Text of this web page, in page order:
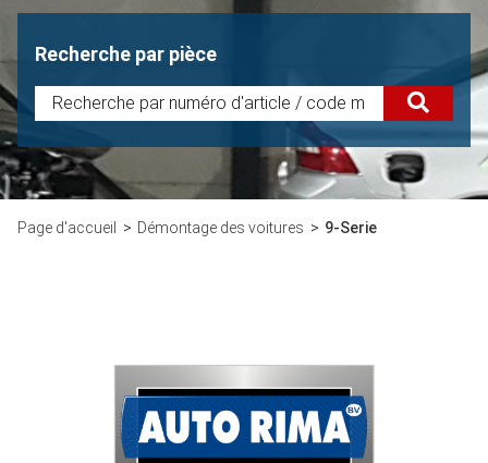
Recherche par pièce
Page d'accueil Démontage des voitures 9-Serie